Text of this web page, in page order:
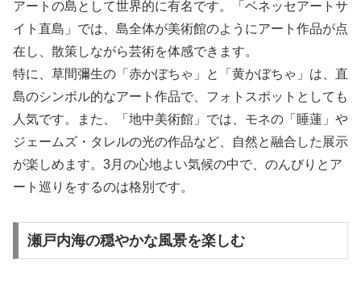
アートの島として世界的に有名です。「ベネッセアートサ
イト直島」では、島全体が美術館のようにアート作品が点
在し、散策しながら芸術を体感できます。
特に、草間彌生の「赤かぼちゃ」と「黄かぼちゃ」は、直
島のシンボル的なアート作品で、フォトスポットとしても
人気です。また、「地中美術館」では、モネの「睡蓮」や
ジェームズ・タレルの光の作品など、自然と融合した展示
が楽しめます。3月の心地よい気候の中で、のんびりとア
ート巡りをするのは格別です。
瀬戸内海の穏やかな風景を楽しむ